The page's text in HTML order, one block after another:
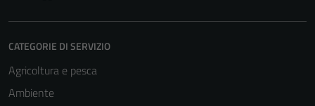
CATEGORIE DI SERVIZIO
Agricoltura e pesca
Ambiente